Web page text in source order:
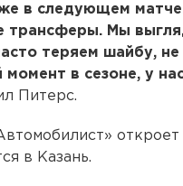
в следующем
трансферы. Мы
теряем шайбу,
в сезоне, у
Питерс.
откроет
в Казань.